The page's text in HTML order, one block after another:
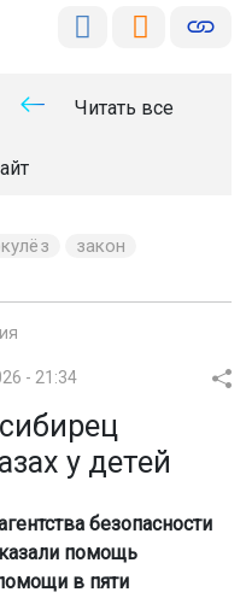
Читать все
закон
- 21:34
у детей
безопасности
помощь
в пяти